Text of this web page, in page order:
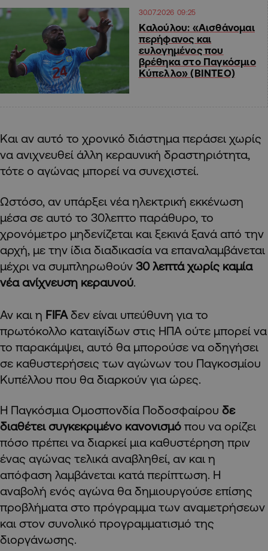
30.07.2026 09:25
Καλούλου: «Αισθάνομαι
περήφανος και
ευλογημένος που
βρέθηκα στο Παγκόσμιο
Κύπελλο» (ΒΙΝΤΕΟ)
Και αν αυτό το χρονικό διάστημα περάσει χωρίς
να ανιχνευθεί άλλη κεραυνική δραστηριότητα,
τότε ο αγώνας μπορεί να συνεχιστεί.
Ωστόσο, αν υπάρξει νέα ηλεκτρική εκκένωση
μέσα σε αυτό το 30λεπτο παράθυρο, το
χρονόμετρο μηδενίζεται και ξεκινά ξανά από την
αρχή, με την ίδια διαδικασία να επαναλαμβάνεται
μέχρι να συμπληρωθούν 30 λεπτά χωρίς καμία
νέα ανίχνευση κεραυνού.
Αν και η FIFAδεν είναι υπεύθυνη για το
πρωτόκολλο καταιγίδων στις ΗΠΑ ούτε μπορεί να
το παρακάμψει, αυτό θα μπορούσε να οδηγήσει
σε καθυστερήσεις των αγώνων του Παγκοσμίου
Κυπέλλου που θα διαρκούν για ώρες.
Η Παγκόσμια Ομοσπονδία Ποδοσφαίρου δε
διαθέτει συγκεκριμένο κανονισμό που να ορίζει
πόσο πρέπει να διαρκεί μια καθυστέρηση πριν
ένας αγώνας τελικά αναβληθεί, αν και η
απόφαση λαμβάνεται κατά περίπτωση. Η
αναβολή ενός αγώνα θα δημιουργούσε επίσης
προβλήματα στο πρόγραμμα των αναμετρήσεων
και στον συνολικό προγραμματισμό της
διοργάνωσης.